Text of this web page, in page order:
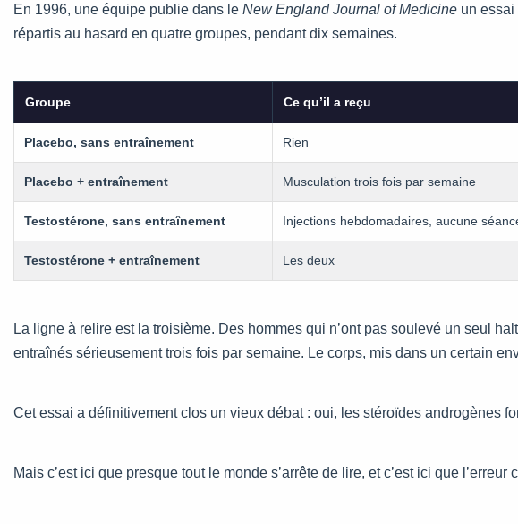
En 1996, une équipe publie dans le New England Journal of Medicine un essai
répartis au hasard en quatre groupes, pendant dix semaines.
Groupe Ce qu’il a reçu
Placebo, sans entraînement Rien
Placebo + entraînement Musculation trois fois par semaine
Testostérone, sans entraînement Injections hebdomadaires, aucune
Testostérone + entraînement Les deux
La ligne à relire est la troisième. Des hommes qui n’ont pas soulevé un seul
entraînés sérieusement trois fois par semaine. Le corps, mis dans un certain
Cet essai a définitivement clos un vieux débat : oui, les stéroïdes androgènes
Mais c’est ici que presque tout le monde s’arrête de lire, et c’est ici que l’erreur